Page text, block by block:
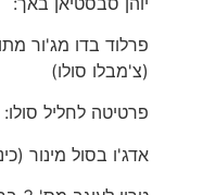
פרלוד בדו מג'ור
(צ'מבלו סולו)
פרטיטה לחליל סולו:
אדג'ו בסול מינור